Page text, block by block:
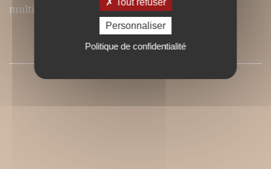
multiples saveurs.
SOMMAIRE
Tout refuser
Personnaliser
Politique de confidentialité